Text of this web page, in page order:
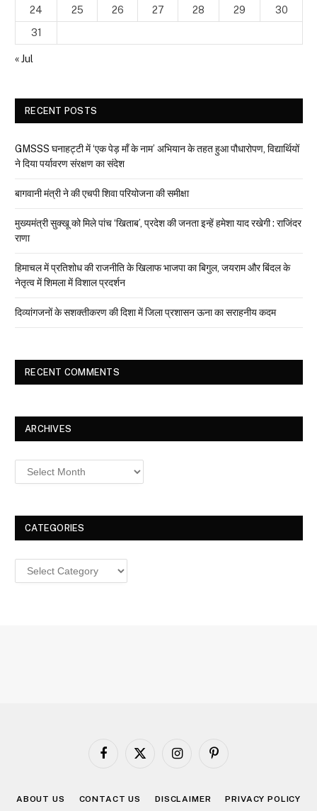
24
25 26 27 28 29
30
31
« Jul
RECENT POSTS
GMSSS घनाहट्टी में ‘एक पेड़ माँ के नाम’ अभियान के तहत हुआ पौधारोपण, विद्यार्थियों
ने दिया पर्यावरण संरक्षण का संदेश
बागवानी मंत्री ने की एचपी शिवा परियोजना की समीक्षा
मुख्यमंत्री सुक्खू को मिले पांच ‘खिताब’, प्रदेश की जनता इन्हें हमेशा याद रखेगी : राजिंदर
राणा
हिमाचल में प्रतिशोध की राजनीति के खिलाफ भाजपा का बिगुल, जयराम और बिंदल के
नेतृत्व में शिमला में विशाल प्रदर्शन
दिव्यांगजनों के सशक्तीकरण की दिशा में जिला प्रशासन ऊना का सराहनीय कदम
RECENT COMMENTS
ARCHIVES
Archives
CATEGORIES
Categories
Facebook
X
InstagramPinterest
ABOUT US CONTACT US DISCLAIMER PRIVACY POLICY